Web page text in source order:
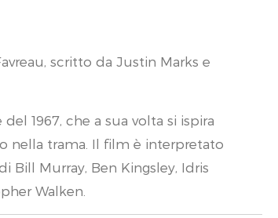
scritto da Justin Marks e
1967, che a sua volta si ispira
nella trama. Il film è interpretato
Bill Murray, Ben Kingsley, Idris
Walken.